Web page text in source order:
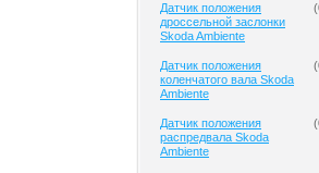
Датчик положения
дроссельной заслонки
Skoda Ambiente
(
Датчик положения
коленчатого вала Skoda
Ambiente
(
Датчик положения
распредвала Skoda
Ambiente
(